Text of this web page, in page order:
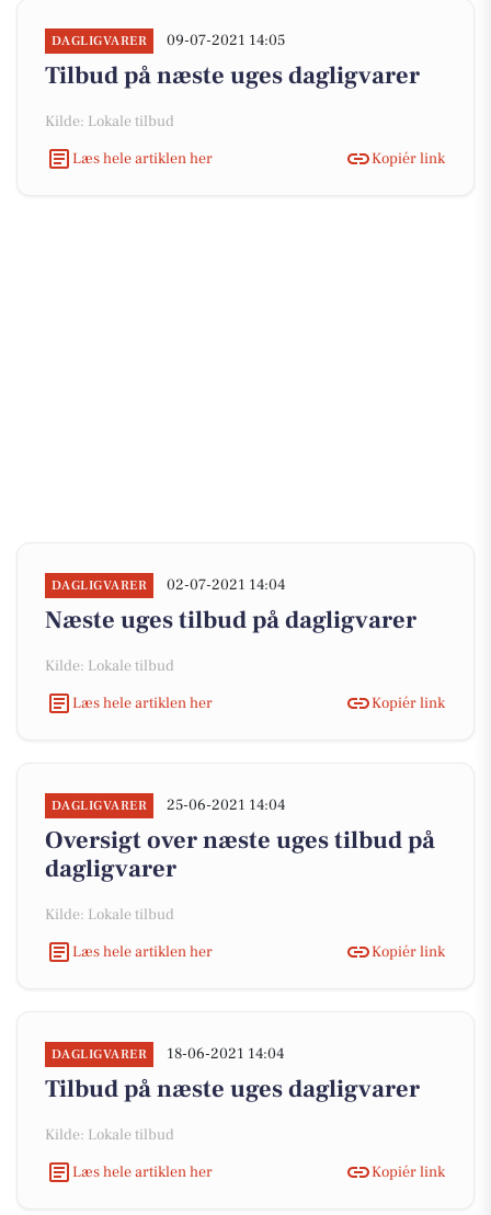
DAGLIGVARER 09-07-2021 14:05
Tilbud på næste uges dagligvarer
Kilde: Lokale tilbud
Læs hele artiklen her
Kopiér link
DAGLIGVARER 02-07-2021 14:04
Næste uges tilbud på dagligvarer
Kilde: Lokale tilbud
Læs hele artiklen her
Kopiér link
DAGLIGVARER 25-06-2021 14:04
Oversigt over næste uges tilbud på
dagligvarer
Kilde: Lokale tilbud
Læs hele artiklen her
Kopiér link
DAGLIGVARER 18-06-2021 14:04
Tilbud på næste uges dagligvarer
Kilde: Lokale tilbud
Læs hele artiklen her
Kopiér link